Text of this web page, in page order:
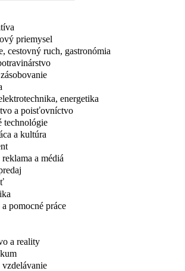
priemysel
cestovný ruch, gastronómia
energetika
a poisťovníctvo
technológie
a kultúra
a médiá
a pomocné práce
a reality